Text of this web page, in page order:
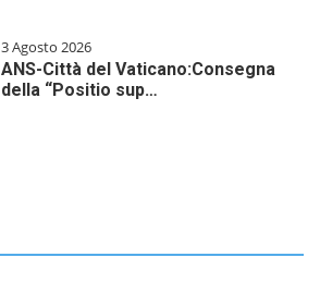
3 Agosto 2026
ANS-Città del Vaticano:Consegna
della “Positio sup…